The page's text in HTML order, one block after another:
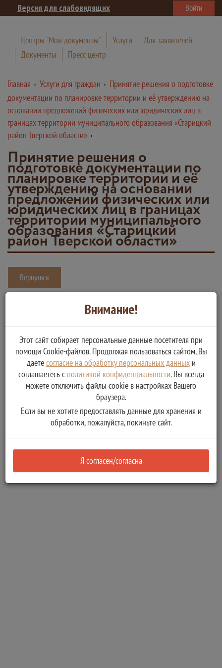
Версия для слабовидящих Войти
Центры "Мои документы" Услуги
Для заявителей
Документы
Пресс-центр
Главная Услуги для граждан
Принятие решения о подготовке
документации по планировке территории и её утверждению на
основании предложений физических или юридических лиц в
границах территории муниципального образования «Старицкий
район Тверской области»
Принятие решения о
подготовке документации по
планировке территории и её
утверждению на основании
предложений физических или
юридических лиц в границах
территории муниципального
образования «Старицкий
район Тверской области»
Вернуться
территории и её утверждению на основании предложений
физических или юридических лиц в границах территории
муниципального образования «Старицкий район Тверской
области»
Услугу предоставляет
Администрация Старицкого муниципального округа Тверской
Выдача (направление) заявителю результата
предоставления муниципальной услуги
Внимание!
Этот сайт собирает персональные данные посетителя при
помощи Cookie-файлов. Продолжая пользоваться сайтом, Вы
даетесогласие на обработку персональных данныхи
соглашаетесь с политикой конфиденциальности. Вы всегда
можете отключить файлы cookie в настройках Вашего
браузера.
Если вы не хотите предоставлять данные для хранения и
обработки, пожалуйста, покиньте сайт.
Я согласен/согласна